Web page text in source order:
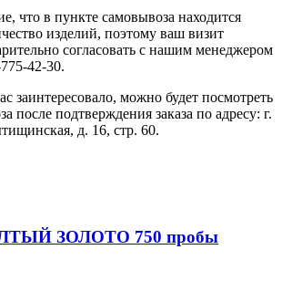
что в пункте самовывоза находится
изделий, поэтому ваш визит
согласовать с нашим менеджером
42-30.
заинтересовало, можно будет посмотреть
после подтверждения заказа по адресу: г.
д. 16, стр. 60.
ЗОЛОТО 750 пробы